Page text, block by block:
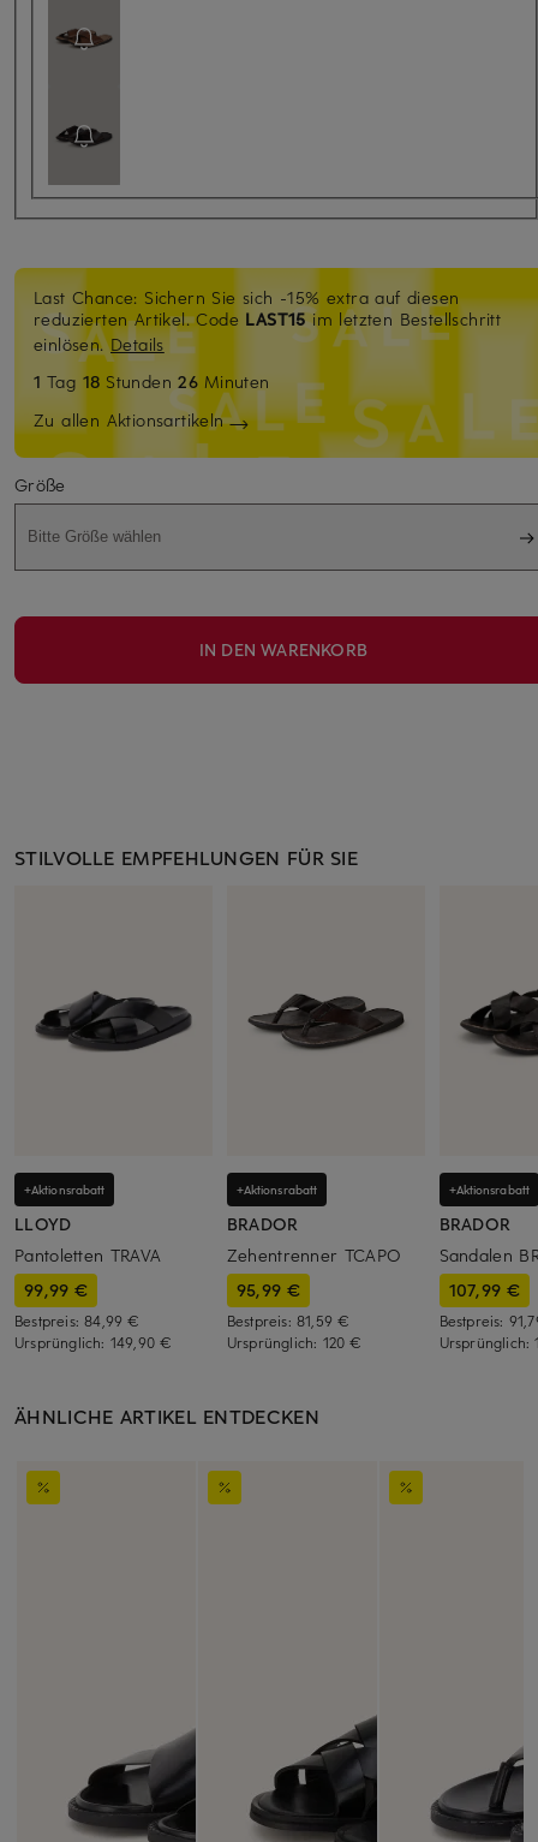
Last Chance: Sichern Sie sich -15% extra auf diesen
reduzierten Artikel. Code LAST15im letzten Bestellschritt
einlösen.Details
1 Tag 18 Stunden26 Minuten
Zu allen Aktionsartikeln
Größe
Bitte Größe wählen
IN DEN WARENKORB
STILVOLLE EMPFEHLUNGEN FÜR SIE
+Aktionsrabatt
LLOYD
Pantoletten TRAVA
99,99 €
Bestpreis:84,99 €
Ursprünglich: 149,90 €
+Aktionsrabatt
BRADOR
Zehentrenner TCAPO
95,99 €
Bestpreis: 81,59 €
Ursprünglich: 120 €
+Aktionsrabatt
BRADOR
Sandalen
107,99 €
Bestpreis:
Ursprünglich:
ÄHNLICHE ARTIKEL ENTDECKEN